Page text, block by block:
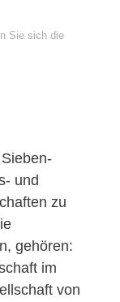
Sie sich die
und
zu
gehören:
im
von